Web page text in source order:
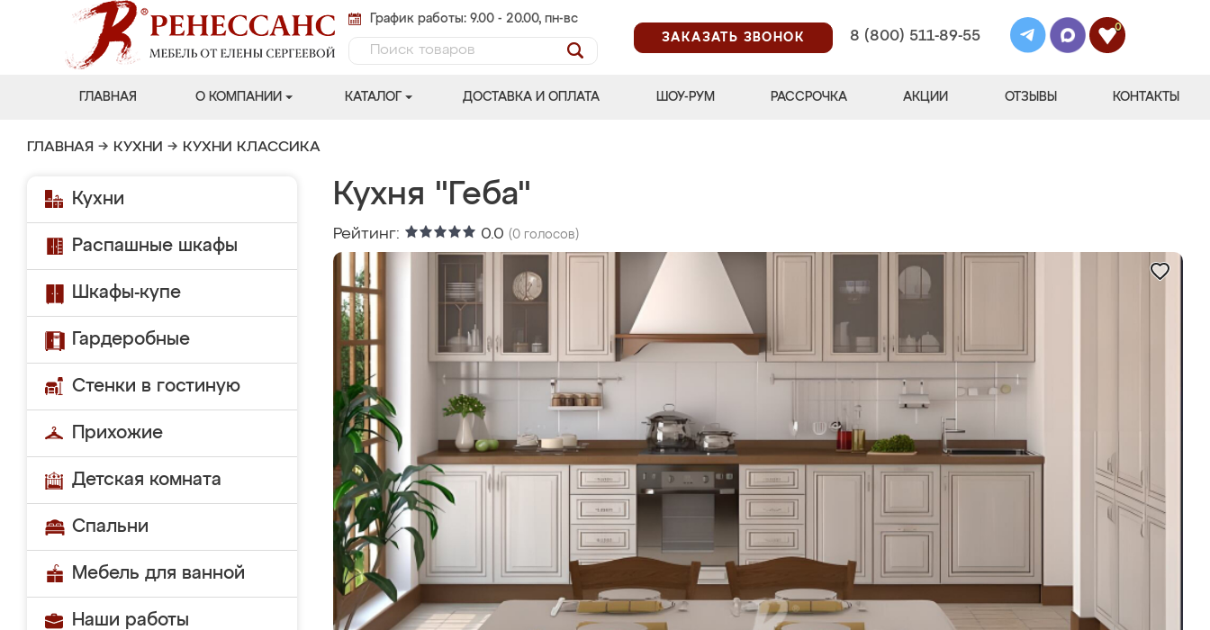
График работы: 9.00 - 20.00, пн-вс
ЗАКАЗАТЬ ЗВОНОК
8 (800) 511-89-55
0
ГЛАВНАЯ О КОМПАНИИ КАТАЛОГ ДОСТАВКА И ОПЛАТА ШОУ-РУМ РАССРОЧКА АКЦИИ ОТЗЫВЫ КОНТАКТЫ
ГЛАВНАЯ → КУХНИ → КУХНИ КЛАССИКА
Кухни
Распашные шкафы
Шкафы-купе
Гардеробные
Стенки в гостиную
Прихожие
Детская комната
Спальни
Мебель для ванной
Наши работы
Кухня "Геба"
Рейтинг: 0.0 (0 голосов)